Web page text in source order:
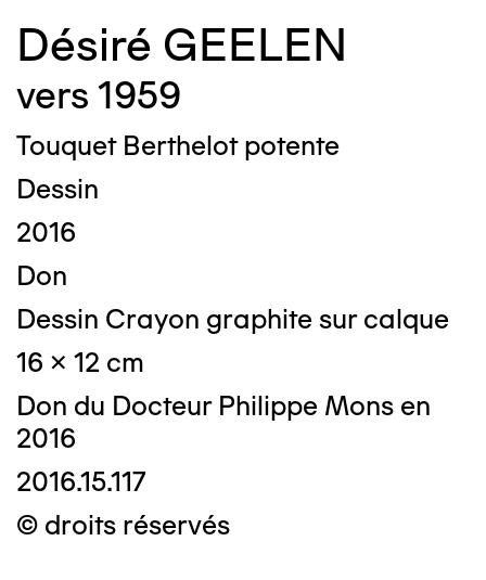
Désiré GEELEN
vers 1959
Touquet Berthelot potente
Dessin
2016
Don
Dessin Crayon graphite sur calque
16 x 12 cm
Don du Docteur Philippe Mons en
2016
2016.15.117
© droits réservés